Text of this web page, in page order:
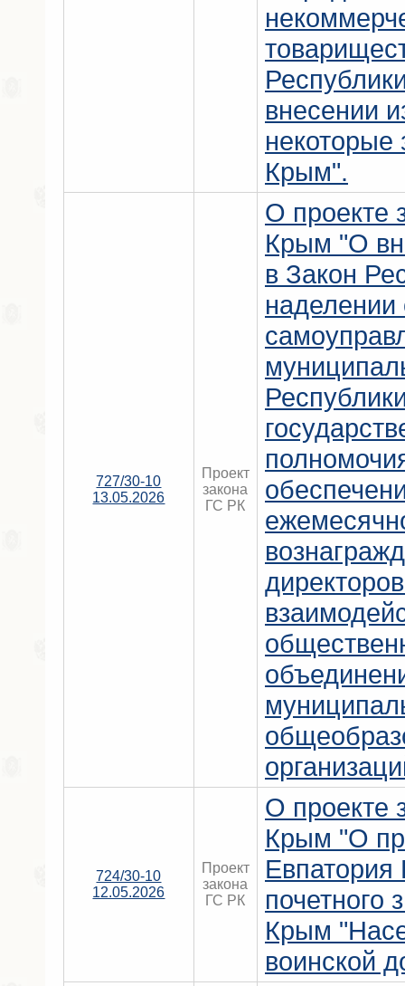
внесении
некоторые
Крым".
727/30-10
13.05.2026
Проект
закона
ГС РК
О проекте
Крым "О
в Закон
наделении
724/30-10
12.05.2026
Проект
закона
ГС РК
О проекте
Крым "О
почетного
Крым
воинской